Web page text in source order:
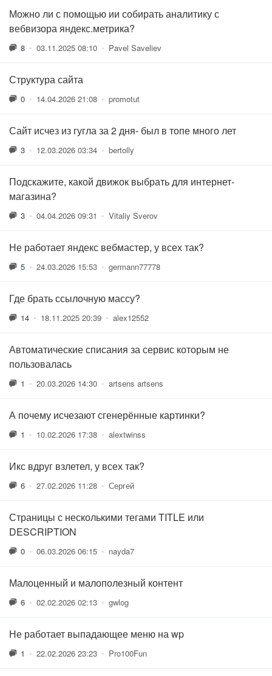
Можно ли с помощью ии собирать аналитику с
вебвизора яндекс.метрика?
8 • 03.11.2025 08:10 • Pavel Saveliev
Структура сайта
0 • 14.04.2026 21:08 • promotut
Сайт исчез из гугла за 2 дня- был в топе много лет
3 • 12.03.2026 03:34 • bertolly
Подскажите, какой движок выбрать для интернет-
магазина?
3 • 04.04.2026 09:31 • Vitaliy Sverov
Не работает яндекс вебмастер, у всех так?
5 • 24.03.2026 15:53 • germann77778
Где брать ссылочную массу?
14 • 18.11.2025 20:39 • alex12552
Автоматические списания за сервис которым не
пользовалась
1 • 20.03.2026 14:30 • artsens artsens
А почему исчезают сгенерённые картинки?
1 • 10.02.2026 17:38 • alextwinss
Икс вдруг взлетел, у всех так?
6 • 27.02.2026 11:28 • Сергей
Страницы с несколькими тегами TITLE или
DESCRIPTION
0 • 06.03.2026 06:15 • nayda7
Малоценный и малополезный контент
6 • 02.02.2026 02:13 • gwlog
Не работает выпадающее меню на wp
1 • 22.02.2026 23:23 • Pro100Fun